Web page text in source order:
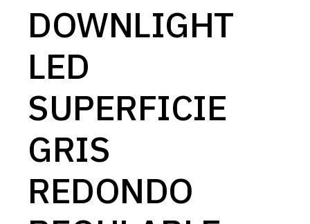
DOWNLIGHT
LED
SUPERFICIE
GRIS
REDONDO